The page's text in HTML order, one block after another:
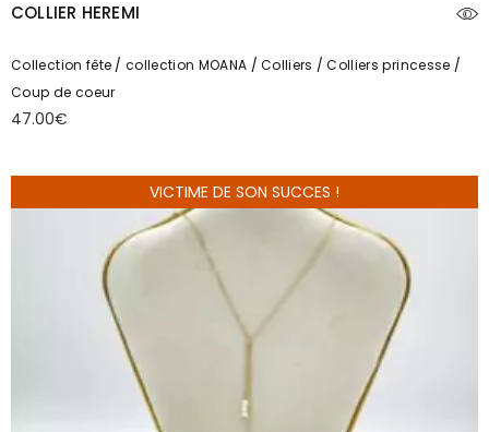
COLLIER HEREMI
Collection fête collection MOANA Colliers
Colliers princesse
Coup de coeur
47.00€
VICTIME DE SON SUCCES !